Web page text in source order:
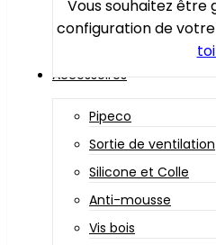
Vous souhaitez être
configuration de
Accessoires
Pipeco
Sortie de ventilation
Silicone et Colle
Anti-mousse
Vis bois